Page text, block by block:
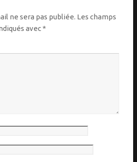
ne sera pas publiée. Les champs
avec*